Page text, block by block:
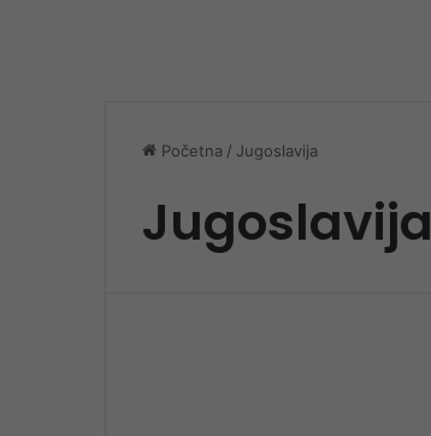
Početna / Jugoslavija
Jugoslavija